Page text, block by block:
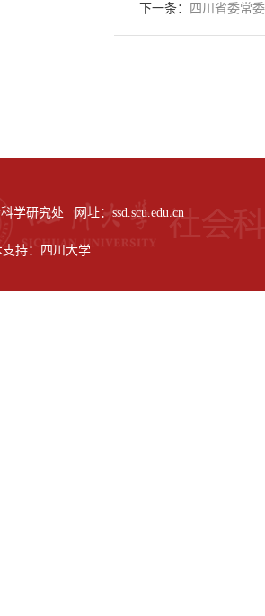
下一条： 四川省委常
学研究处 网址：ssd.scu.edu.cn
支持：四川大学